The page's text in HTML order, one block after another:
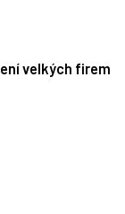
velkých firem